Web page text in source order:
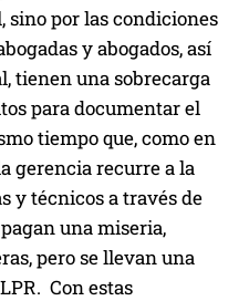
sino por las condiciones
y abogados, así
tienen una sobrecarga
para documentar el
tiempo que, como en
gerencia recurre a la
y técnicos a través de
una miseria,
pero se llevan una
Con estas